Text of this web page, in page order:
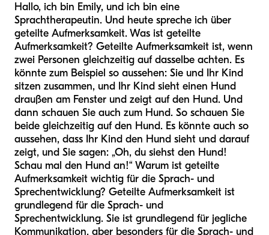
Hallo, ich bin Emily, und ich bin eine
Sprachtherapeutin. Und heute spreche ich über
geteilte Aufmerksamkeit. Was ist geteilte
Aufmerksamkeit? Geteilte Aufmerksamkeit ist, wenn
zwei Personen gleichzeitig auf dasselbe achten. Es
könnte zum Beispiel so aussehen: Sie und Ihr Kind
sitzen zusammen, und Ihr Kind sieht einen Hund
draußen am Fenster und zeigt auf den Hund. Und
dann schauen Sie auch zum Hund. So schauen Sie
beide gleichzeitig auf den Hund. Es könnte auch so
aussehen, dass Ihr Kind den Hund sieht und darauf
zeigt, und Sie sagen: „Oh, du siehst den Hund!
Schau mal den Hund an!“ Warum ist geteilte
Aufmerksamkeit wichtig für die Sprach- und
Sprechentwicklung? Geteilte Aufmerksamkeit ist
grundlegend für die Sprach- und
Sprechentwicklung. Sie ist grundlegend für jegliche
Kommunikation, aber besonders für die Sprach- und